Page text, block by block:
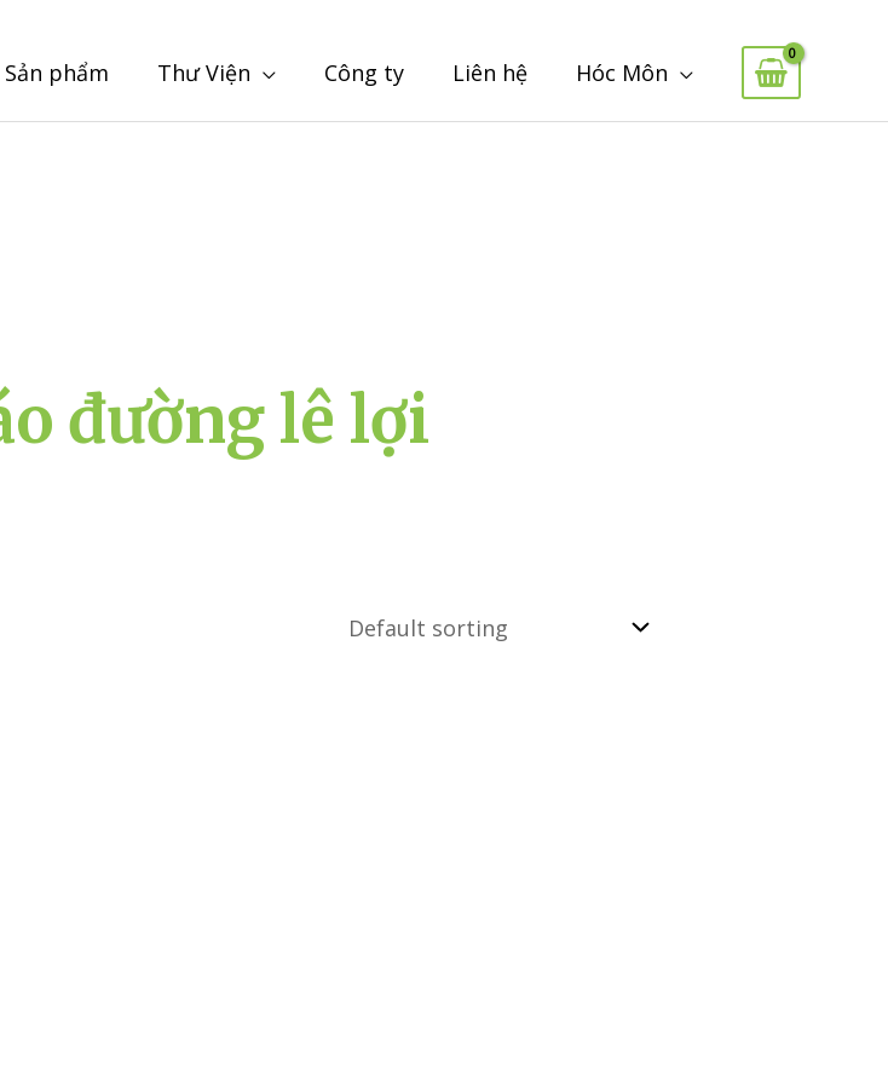
Sản phẩm Thư Viện Công ty Liên hệ Hóc Môn
đường lê lợi